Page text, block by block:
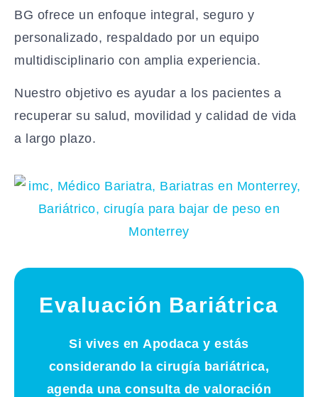
BG ofrece un enfoque integral, seguro y
personalizado, respaldado por un equipo
multidisciplinario con amplia experiencia.
Nuestro objetivo es ayudar a los pacientes a
recuperar su salud, movilidad y calidad de vida
a largo plazo.
Evaluación Bariátrica
Si vives en Apodaca y estás
considerando la cirugía bariátrica,
agenda una consulta de valoración